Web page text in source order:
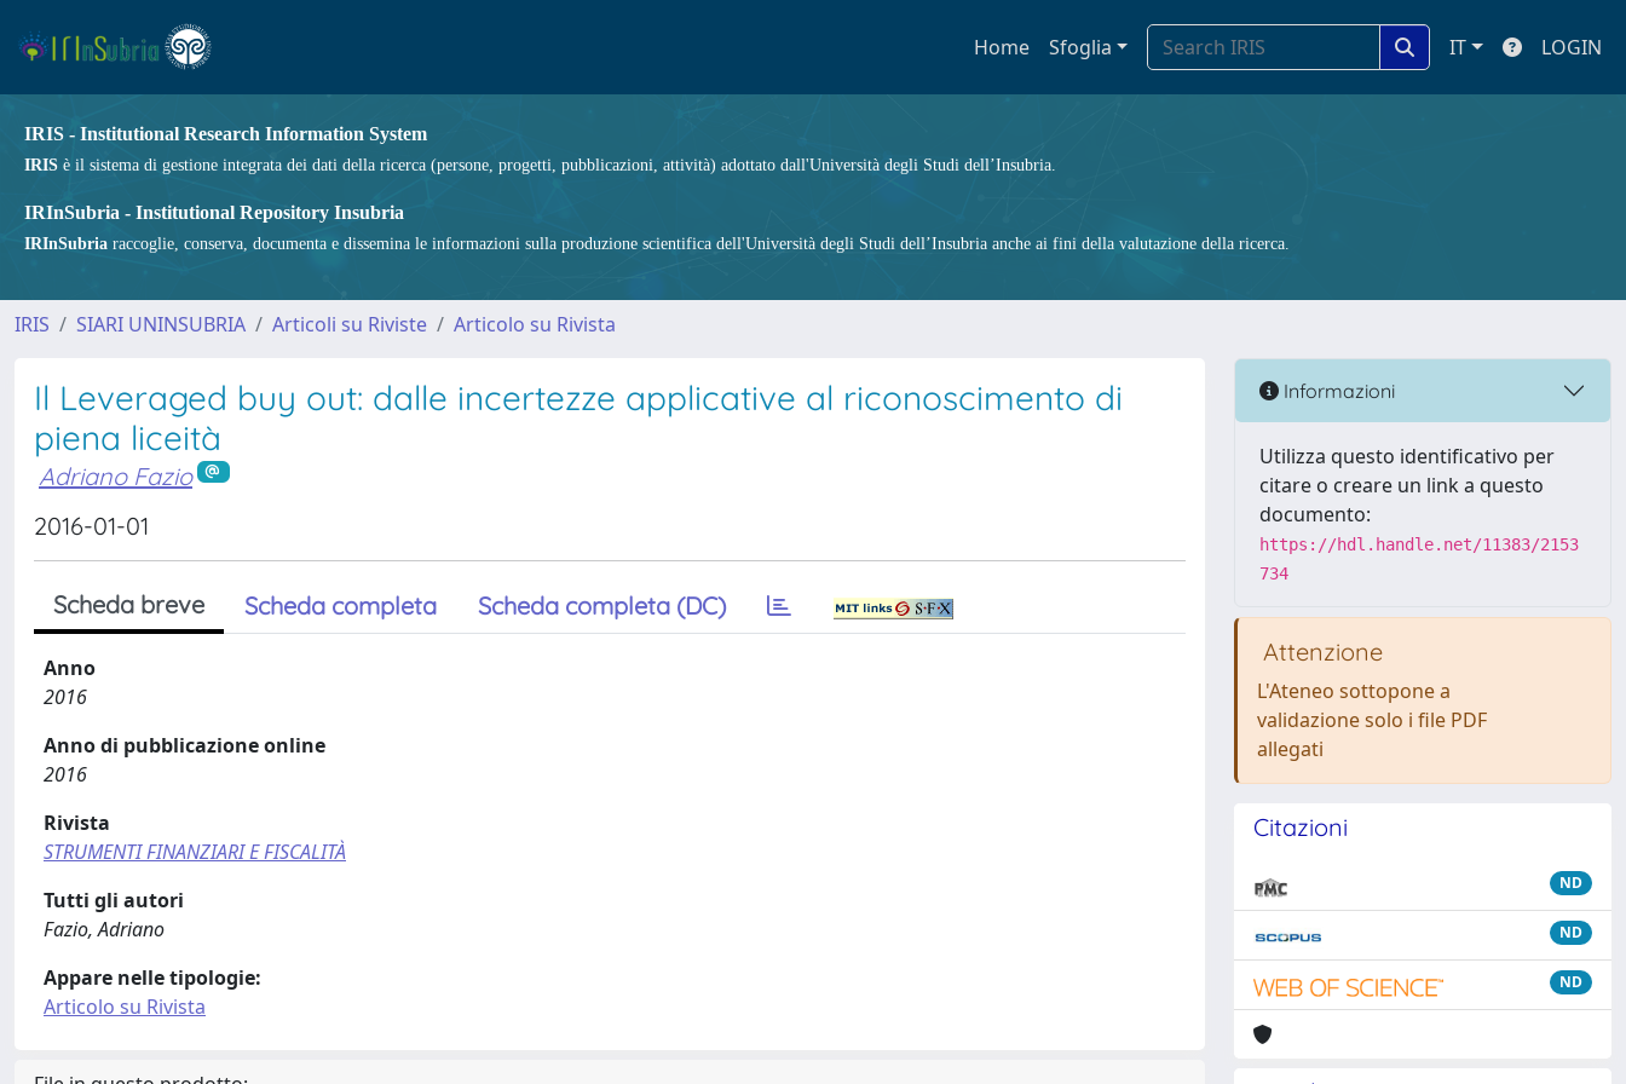
Home Sfoglia IT LOGIN
IRIS - Institutional Research Information System
IRIS è il sistema di gestione integrata dei dati della ricerca (persone, progetti, pubblicazioni, attività) adottato dall'Università degli Studi dell’Insubria.
IRInSubria - Institutional Repository Insubria
IRInSubria raccoglie, conserva, documenta e dissemina le informazioni sulla produzione scientifica dell'Università degli Studi dell’Insubria anche ai fini della valutazione della ricerca.
IRIS SIARI UNINSUBRIA Articoli su Riviste Articolo su Rivista
Il Leveraged buy out: dalle incertezze applicative al riconoscimento di
piena liceità
Adriano Fazio
2016-01-01
Scheda breve Scheda completa Scheda completa (DC)
Anno
2016
Anno di pubblicazione online
2016
Rivista
STRUMENTI FINANZIARI E FISCALITÀ
Tutti gli autori
Fazio, Adriano
Appare nelle tipologie:
Articolo su Rivista
Informazioni
Utilizza questo identificativo per
citare o creare un link a questo
documento:
https://hdl.handle.net/11383/2153
734
Attenzione
L'Ateneo sottopone a
validazione solo i file PDF
allegati
Citazioni
ND
ND
ND